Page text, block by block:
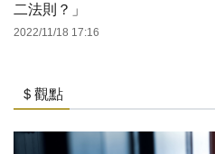
二法則？」
2022/11/18 17:16
＄觀點